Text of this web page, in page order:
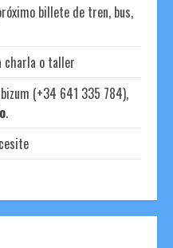
billete de tren, bus,
charla o taller
(+34 641 335 784),
.